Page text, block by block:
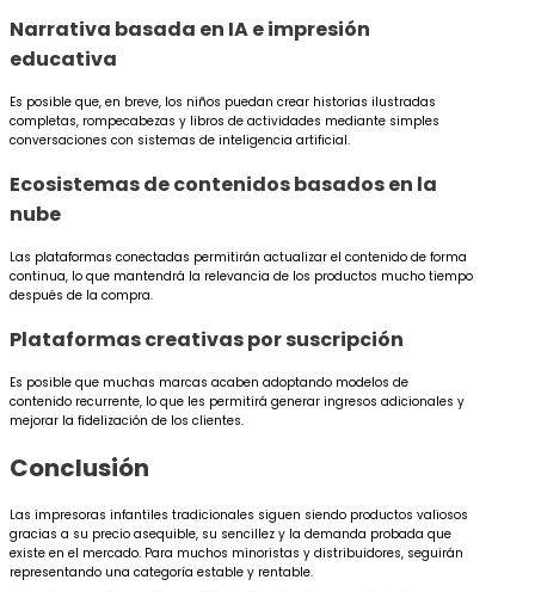
Narrativa basada en IA e impresión
educativa
Es posible que, en breve, los niños puedan crear historias ilustradas
completas, rompecabezas y libros de actividades mediante simples
conversaciones con sistemas de inteligencia artificial.
Ecosistemas de contenidos basados en la
nube
Las plataformas conectadas permitirán actualizar el contenido de forma
continua, lo que mantendrá la relevancia de los productos mucho tiempo
después de la compra.
Plataformas creativas por suscripción
Es posible que muchas marcas acaben adoptando modelos de
contenido recurrente, lo que les permitirá generar ingresos adicionales y
mejorar la fidelización de los clientes.
Conclusión
Las impresoras infantiles tradicionales siguen siendo productos valiosos
gracias a su precio asequible, su sencillez y la demanda probada que
existe en el mercado. Para muchos minoristas y distribuidores, seguirán
representando una categoría estable y rentable.